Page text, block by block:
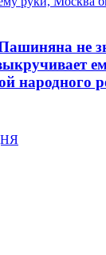
не
народного